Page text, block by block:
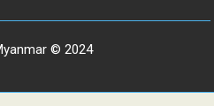
© 2024